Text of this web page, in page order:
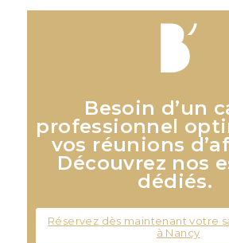
Besoin d’un
professionnel
vos réunions
Découvrez nos
dédiés.
Réservez dès maintenant votre
à Nancy